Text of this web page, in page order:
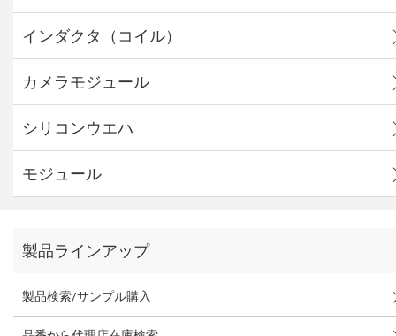
インダクタ（コイル）
カメラモジュール
シリコンウエハ
モジュール
製品ラインアップ
製品検索/サンプル購入